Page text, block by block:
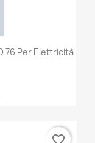
76 Per Elettricità
favorite_border